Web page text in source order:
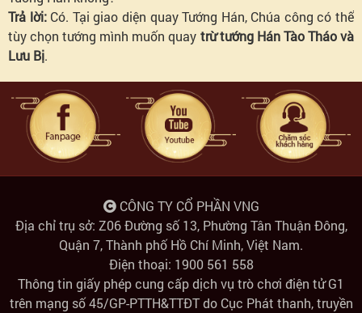
Trả lời:Có. Tại giao diện quay Tướng Hán, Chúa công có thể
tùy chọn tướng mình muốn quay trừ tướng Hán Tào Tháo và
Lưu Bị.
CÔNG TY CỔ PHẦN VNG
Địa chỉ trụ sở: Z06 Đường số 13, Phường Tân Thuận Đông,
Quận 7, Thành phố Hồ Chí Minh, Việt Nam.
Điện thoại: 1900 561 558
Thông tin giấy phép cung cấp dịch vụ trò chơi điện tử G1
trên mạng số 45/GP-PTTH&TTĐT do Cục Phát thanh, truyền